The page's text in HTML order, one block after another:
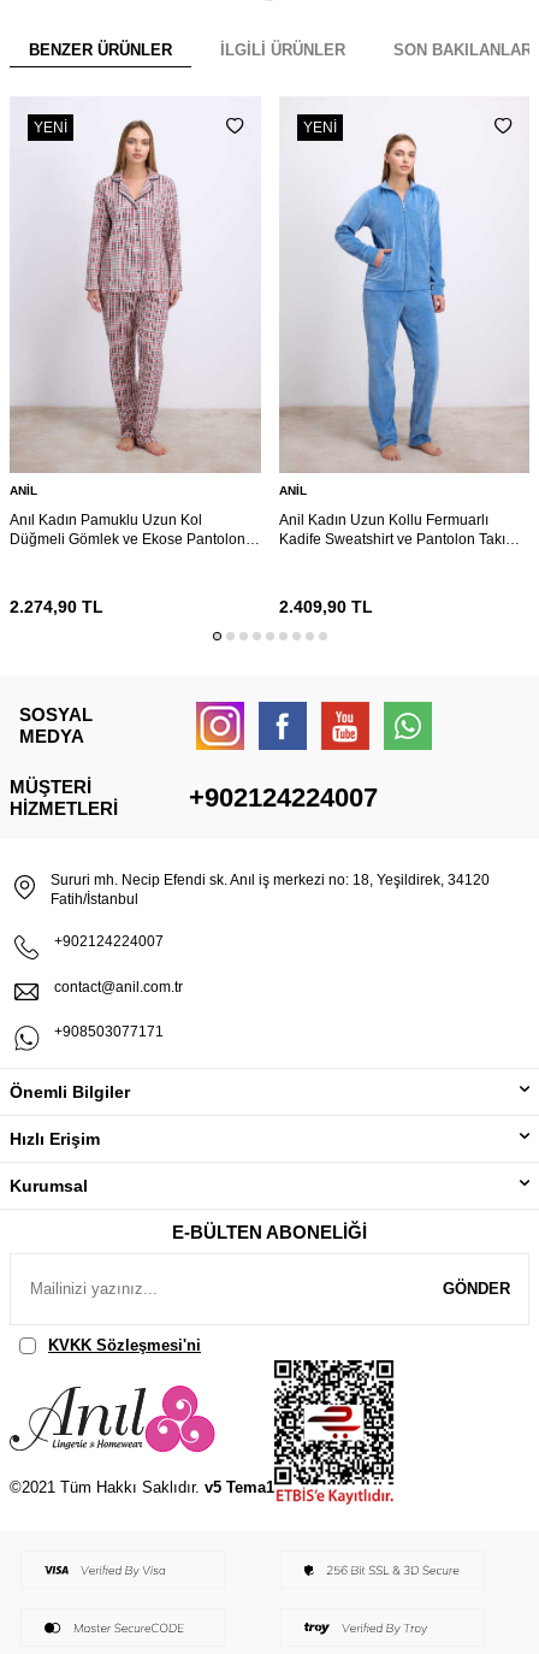
BENZER ÜRÜNLER İLGILI ÜRÜNLER SON BAKILANLAR
YENI
ANIL
Anıl Kadın Pamuklu Uzun Kol
Düğmeli Gömlek ve Ekose Pantolon
2.274,90 TL
YENI
ANIL
Anil Kadın Uzun Kollu Fermuarlı
Kadife Sweatshirt ve Pantolon Takım
2.409,90TL
SOSYAL
MEDYA
MÜŞTERI
HIZMETLERI
+902124224007
Sururi mh. Necip Efendi sk. Anıl iş merkezi no: 18, Yeşildirek, 34120
Fatih/İstanbul
+902124224007
contact@anil.com.tr
+908503077171
Önemli Bilgiler
Hızlı Erişim
Kurumsal
E-BÜLTEN ABONELIĞI
GÖNDER
KVKK Sözleşmesi'ni
©2021 Tüm Hakkı Saklıdır. v5 Tema1